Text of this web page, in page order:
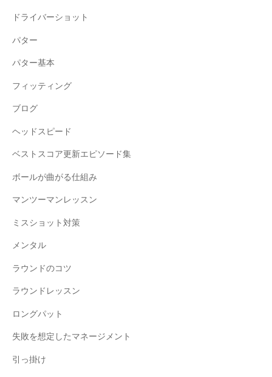
ドライバーショット
パター
パター基本
フィッティング
ブログ
ヘッドスピード
ベストスコア更新エピソード集
ボールが曲がる仕組み
マンツーマンレッスン
ミスショット対策
メンタル
ラウンドのコツ
ラウンドレッスン
ロングパット
失敗を想定したマネージメント
引っ掛け